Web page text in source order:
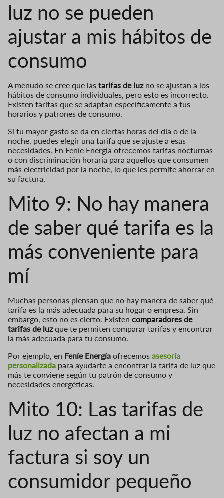
luz no se pueden
ajustar a mis hábitos de
consumo
A menudo se cree que las tarifas de luzno se ajustan a los
hábitos de consumo individuales, pero esto es incorrecto.
Existen tarifas que se adaptan específicamente a tus
horarios y patrones de consumo.
Si tu mayor gasto se da en ciertas horas del día o de la
noche, puedes elegir una tarifa que se ajuste a esas
necesidades. En Feníe Energía ofrecemos tarifas nocturnas
o con discriminación horaria para aquellos que consumen
más electricidad por la noche, lo que les permite ahorrar en
su factura.
Mito 9: No hay manera
de saber qué tarifa es la
más conveniente para
mí
Muchas personas piensan que no hay manera de saber qué
tarifa es la más adecuada para su hogar o empresa. Sin
embargo, esto no es cierto. Existen comparadores de
tarifas de luzque te permiten comparar tarifas y encontrar
la más adecuada para tu consumo.
Por ejemplo, en Feníe Energía ofrecemos asesoría
personalizada para ayudarte a encontrar la tarifa de luz que
más te conviene según tu patrón de consumo y
necesidades energéticas.
Mito 10: Las tarifas de
luz no afectan a mi
factura si soy un
consumidor pequeño